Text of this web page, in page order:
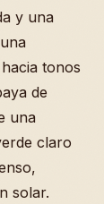
y una
tonos
de
una
claro
solar.